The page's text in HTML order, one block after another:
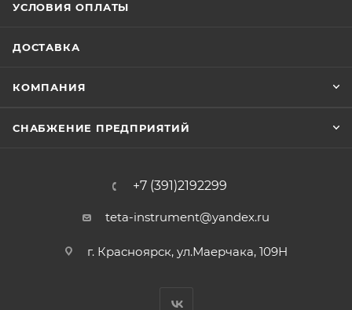
УСЛОВИЯ ОПЛАТЫ
ДОСТАВКА
КОМПАНИЯ
СНАБЖЕНИЕ ПРЕДПРИЯТИЙ
+7 (391)2192299
teta-instrument@yandex.ru
г. Красноярск, ул.Маерчака, 109Н